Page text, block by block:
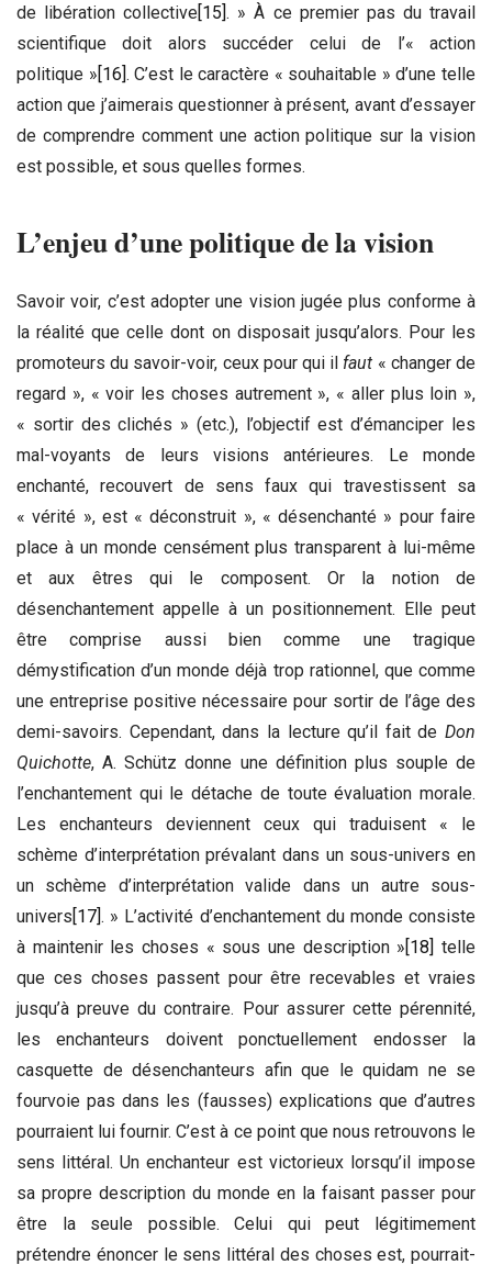
de libération collective[15]. » À ce premier pas du travail
scientifique doit alors succéder celui de l’« action
politique »[16]. C’est le caractère « souhaitable » d’une telle
action que j’aimerais questionner à présent, avant d’essayer
de comprendre comment une action politique sur la vision
est possible, et sous quelles formes.
L’enjeu d’une politique de la vision
Savoir voir, c’est adopter une vision jugée plus conforme à
la réalité que celle dont on disposait jusqu’alors. Pour les
promoteurs du savoir-voir, ceux pour qui il faut « changer de
regard », « voir les choses autrement », « aller plus loin »,
« sortir des clichés » (etc.), l’objectif est d’émanciper les
mal-voyants de leurs visions antérieures. Le monde
enchanté, recouvert de sens faux qui travestissent sa
« vérité », est « déconstruit », « désenchanté » pour faire
place à un monde censément plus transparent à lui-même
et aux êtres qui le composent. Or la notion de
désenchantement appelle à un positionnement. Elle peut
être comprise aussi bien comme une tragique
démystification d’un monde déjà trop rationnel, que comme
une entreprise positive nécessaire pour sortir de l’âge des
demi-savoirs. Cependant, dans la lecture qu’il fait de Don
Quichotte, A. Schütz donne une définition plus souple de
l’enchantement qui le détache de toute évaluation morale.
Les enchanteurs deviennent ceux qui traduisent « le
schème d’interprétation prévalant dans un sous-univers en
un schème d’interprétation valide dans un autre sous-
univers [17] . » L’activité d’enchantement du monde consiste
à maintenir les choses « sous une description » [18]
telle
que ces choses passent pour être recevables et vraies
jusqu’à preuve du contraire. Pour assurer cette pérennité,
les enchanteurs doivent ponctuellement endosser la
casquette de désenchanteurs afin que le quidam ne se
fourvoie pas dans les (fausses) explications que d’autres
pourraient lui fournir. C’est à ce point que nous retrouvons le
sens littéral. Un enchanteur est victorieux lorsqu’il impose
sa propre description du monde en la faisant passer pour
être la seule possible. Celui qui peut légitimement
prétendre énoncer le sens littéral des choses est, pourrait-